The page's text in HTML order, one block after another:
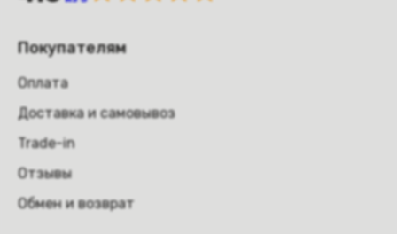
Покупателям
Оплата
Доставка и самовывоз
Trade-in
Отзывы
Обмен и возврат